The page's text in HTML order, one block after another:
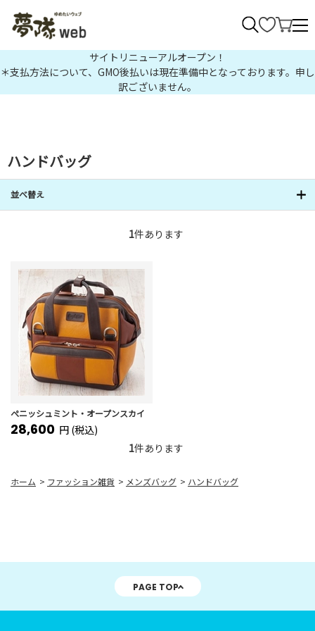
サイトリニューアルオープン！
＊支払方法について、GMO後払いは現在準備中となっております。申し
訳ございません。
ハンドバッグ
並べ替え
1件あります
ぺニッシュミント・オープンスカイ
28,600 円 (税込)
1件あります
ホーム > ファッション雑貨 > メンズバッグ > ハンドバッグ
PAGE TOP